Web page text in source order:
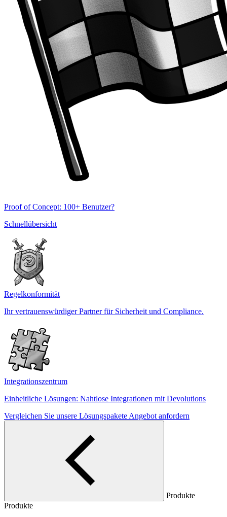
Proof of Concept: 100+ Benutzer?
Schnellübersicht
Regelkonformität
Ihr vertrauenswürdiger Partner für Sicherheit und Compliance.
Integrationszentrum
Einheitliche Lösungen: Nahtlose Integrationen mit Devolutions
Vergleichen Sie unsere Lösungspakete Angebot anfordern
Produkte
Produkte